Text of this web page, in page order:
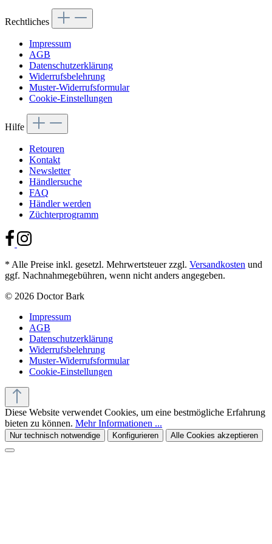
Rechtliches
Impressum
AGB
Datenschutzerklärung
Widerrufsbelehrung
Muster-Widerrufsformular
Cookie-Einstellungen
Hilfe
Retouren
Kontakt
Newsletter
Händlersuche
FAQ
Händler werden
Züchterprogramm
* Alle Preise inkl. gesetzl. Mehrwertsteuer zzgl. Versandkosten und
ggf. Nachnahmegebühren, wenn nicht anders angegeben.
© 2026 Doctor Bark
Impressum
AGB
Datenschutzerklärung
Widerrufsbelehrung
Muster-Widerrufsformular
Cookie-Einstellungen
Diese Website verwendet Cookies, um eine bestmögliche Erfahrung
bieten zu können. Mehr Informationen ...
Nur technisch notwendige Konfigurieren Alle Cookies akzeptieren